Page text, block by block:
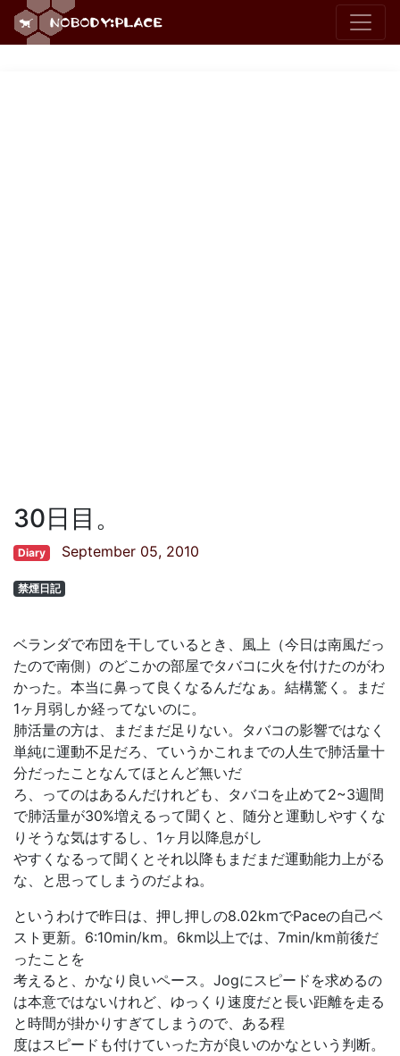
30日目。
Diary September 05, 2010
禁煙日記
ベランダで布団を干しているとき、風上（今日は南風だっ
たので南側）のどこかの部屋でタバコに火を付けたのがわ
かった。本当に鼻って良くなるんだなぁ。結構驚く。まだ
1ヶ月弱しか経ってないのに。
肺活量の方は、まだまだ足りない。タバコの影響ではなく
単純に運動不足だろ、ていうかこれまでの人生で肺活量十
分だったことなんてほとんど無いだ
ろ、ってのはあるんだけれども、タバコを止めて2~3週間
で肺活量が30%増えるって聞くと、随分と運動しやすくな
りそうな気はするし、1ヶ月以降息がし
やすくなるって聞くとそれ以降もまだまだ運動能力上がる
な、と思ってしまうのだよね。
というわけで昨日は、押し押しの8.02kmでPaceの自己ベ
スト更新。6:10min/km。6km以上では、7min/km前後だ
ったことを
考えると、かなり良いペース。Jogにスピードを求めるの
は本意ではないけれど、ゆっくり速度だと長い距離を走る
と時間が掛かりすぎてしまうので、ある程
度はスピードも付けていった方が良いのかなという判断。